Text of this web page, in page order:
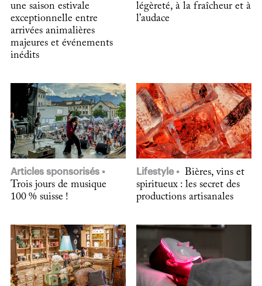
une saison estivale
exceptionnelle entre
arrivées animalières
majeures et événements
inédits
légèreté, à la fraîcheur et à
l’audace
Articles sponsorisés
Trois jours de musique
100 % suisse !
Lifestyle
Bières, vins et
spiritueux : les secret des
productions artisanales